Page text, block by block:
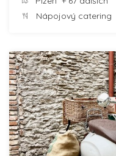
Nápojový catering